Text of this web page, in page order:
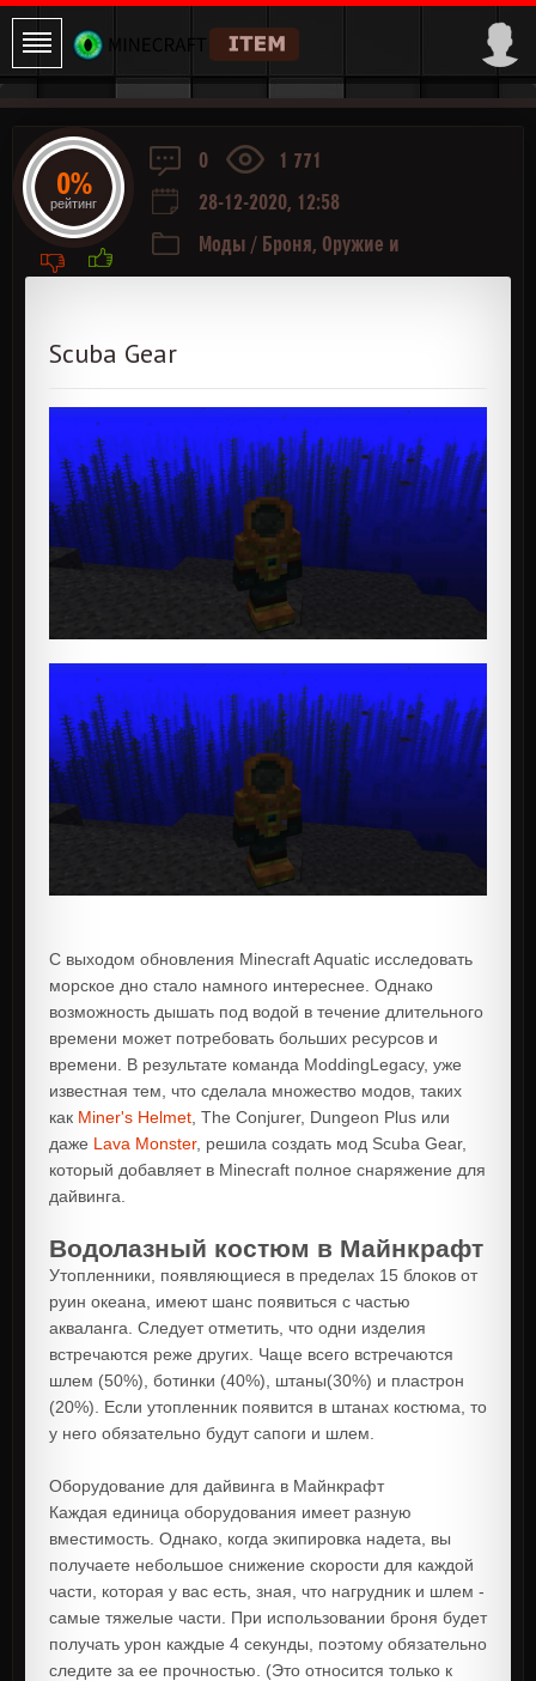
0
1 771
28-12-2020, 12:58
Моды / Броня, Оружие и
Scuba Gear
С выходом обновления Minecraft Aquatic исследовать
морское дно стало намного интереснее. Однако
возможность дышать под водой в течение длительного
времени может потребовать больших ресурсов и
времени. В результате команда ModdingLegacy, уже
известная тем, что сделала множество модов, таких
как Miner's Helmet , The Conjurer, Dungeon Plus или
даже Lava Monster, решила создать мод Scuba Gear,
который добавляет в Minecraft полное снаряжение для
дайвинга.
Водолазный костюм в Майнкрафт
Утопленники, появляющиеся в пределах 15 блоков от
руин океана, имеют шанс появиться с частью
акваланга. Следует отметить, что одни изделия
встречаются реже других. Чаще всего встречаются
шлем (50%), ботинки (40%), штаны(30%) и пластрон
(20%). Если утопленник появится в штанах костюма, то
у него обязательно будут сапоги и шлем.
Оборудование для дайвинга в Майнкрафт
Каждая единица оборудования имеет разную
вместимость. Однако, когда экипировка надета, вы
получаете небольшое снижение скорости для каждой
части, которая у вас есть, зная, что нагрудник и шлем -
самые тяжелые части. При использовании броня будет
получать урон каждые 4 секунды, поэтому обязательно
следите за ее прочностью. (Это относится только к
0%
рейтинг